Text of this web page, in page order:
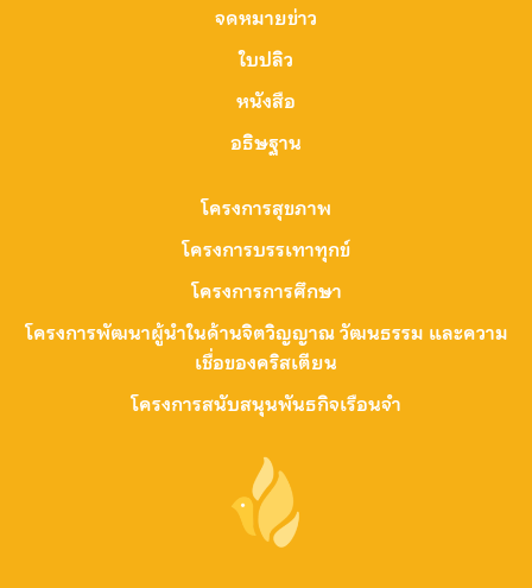
จดหมายข่าว
ใบปลิว
หนังสือ
อธิษฐาน
โครงการสุขภาพ
โครงการบรรเทาทุกข์
โครงการการศึกษา
โครงการพัฒนาผู้นำในด้านจิตวิญญาณ วัฒนธรรม และความ
เชื่อของคริสเตียน
โครงการสนับสนุนพันธกิจเรือนจำ